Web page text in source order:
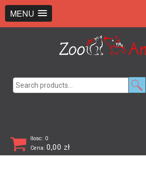
MENU
Ilosc: 0
Cena: 0,00 zł